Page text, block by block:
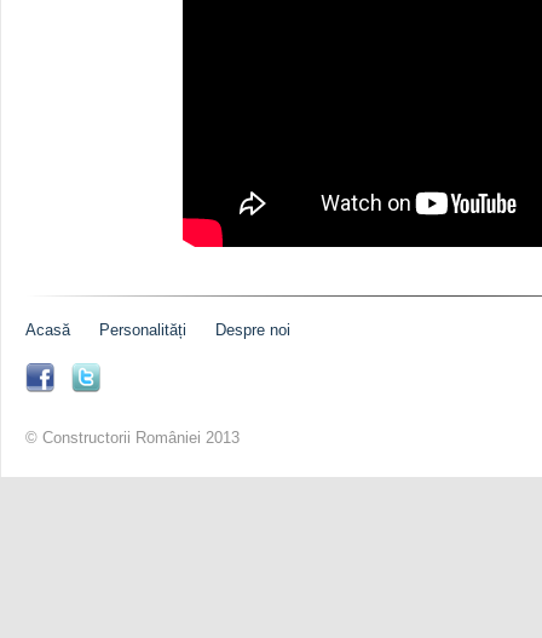
Acasă Personalități Despre noi
© Constructorii României 2013